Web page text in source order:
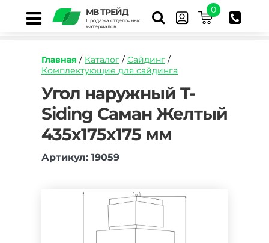
МВ ТРЕЙД
Продажа отделочных
материалов
0
Главная / Каталог / Сайдинг /
Комплектующие для сайдинга
https://mvtrade.ru/images/id/normal/ugol-
naruzhnyj-
t-
siding-
saman-
435h175h175-
Угол наружный T-
Siding Саман Желтый
435х175х175 мм
Артикул: 19059